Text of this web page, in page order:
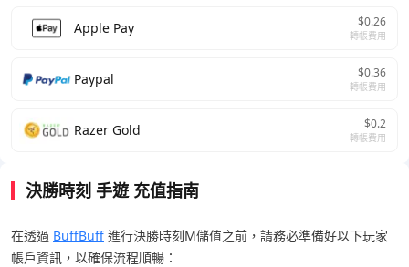
Apple Pay $0.26
轉帳費用
Paypal $0.36
轉帳費用
Razer Gold $0.2
轉帳費用
決勝時刻 手遊 充值指南
在透過 BuffBuff 進行決勝時刻M儲值之前，請務必準備好以下玩家
帳戶資訊，以確保流程順暢：